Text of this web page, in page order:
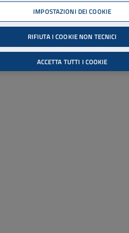
06 45539607
Accessibilità
Cerca
IMPOSTAZIONI DEI COOKIE
RIFIUTA I COOKIE NON TECNICI
ACCETTA TUTTI I COOKIE